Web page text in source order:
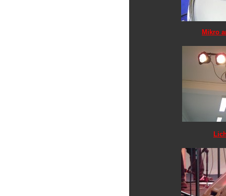
Mikro